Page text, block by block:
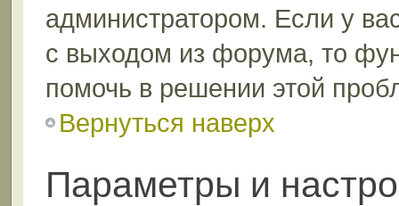
администратором. Если у
с выходом из форума, то
помочь в решении этой
Вернуться наверх
Параметры и